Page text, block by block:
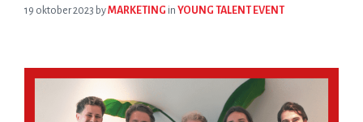
19 oktober 2023 byMARKETING in YOUNG TALENT EVENT